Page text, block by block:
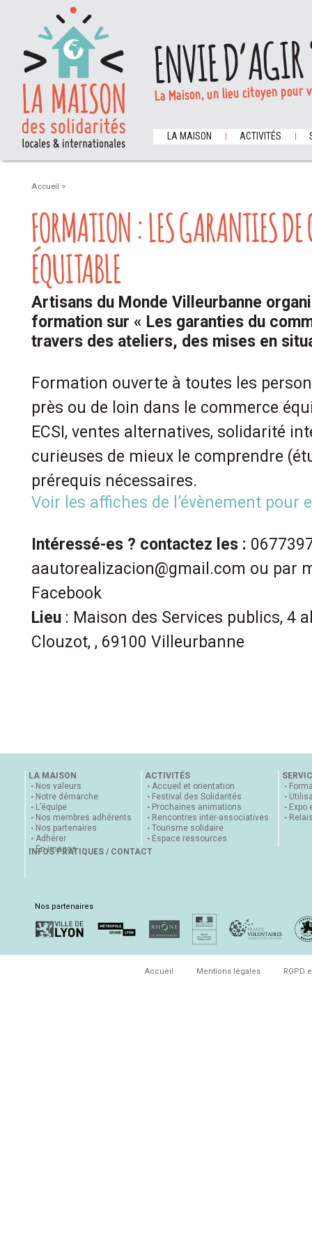
ENVIE
La Maison, un lieu citoyen
LA MAISON ACTIVITÉS
Accueil >
FORMATION : LES GARANTIES DE
ÉQUITABLE
Artisans du Monde Villeurbanne
formation sur « Les garanties du
travers des ateliers, des mises en
Formation ouverte à toutes les
près ou de loin dans le commerce
ECSI, ventes alternatives, solidarité
curieuses de mieux le comprendre
prérequis nécessaires.
Voir les affiches de l’évènement pour
Intéressé-es ? contactez les :
aautorealizacion@gmail.com ou par
Facebook
Lieu : Maison des Services publics, 4
Clouzot, , 69100 Villeurbanne
LA MAISON
Nos valeurs
Notre démarche
L’équipe
Nos membres adhérents
Nos partenaires
Adhérer
En images
ACTIVITÉS
Accueil et orientation
Festival des Solidarités
Prochaines animations
Rencontres inter-associatives
Tourisme solidaire
Espace ressources
Expo
INFOS PRATIQUES / CONTACT
Nos partenaires
Accueil Mentions légales RGPD